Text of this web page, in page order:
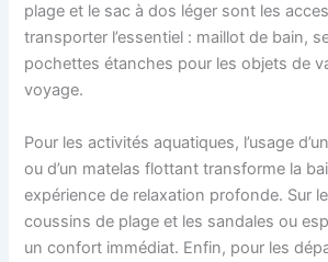
plage et le sac à dos léger sont les
transporter l’essentiel : maillot de bain,
pochettes étanches pour les objets de
voyage.
Pour les activités aquatiques, l’usage
ou d’un matelas flottant transforme la
expérience de relaxation profonde. Sur
coussins de plage et les sandales ou
un confort immédiat. Enfin, pour les